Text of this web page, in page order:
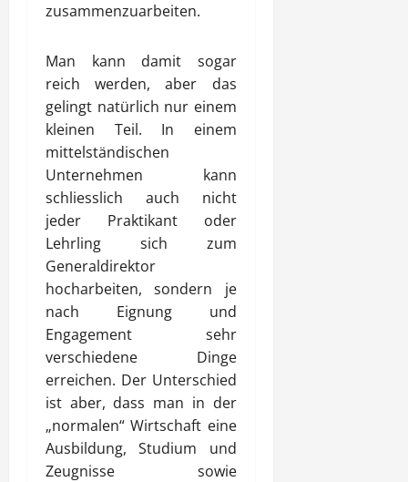
zusammenzuarbeiten.
Man kann damit sogar
reich werden, aber das
gelingt natürlich nur einem
kleinen Teil. In einem
mittelständischen
Unternehmen kann
schliesslich auch nicht
jeder Praktikant oder
Lehrling sich zum
Generaldirektor
hocharbeiten, sondern je
nach Eignung und
Engagement sehr
verschiedene Dinge
erreichen. Der Unterschied
ist aber, dass man in der
„normalen“ Wirtschaft eine
Ausbildung, Studium und
Zeugnisse sowie